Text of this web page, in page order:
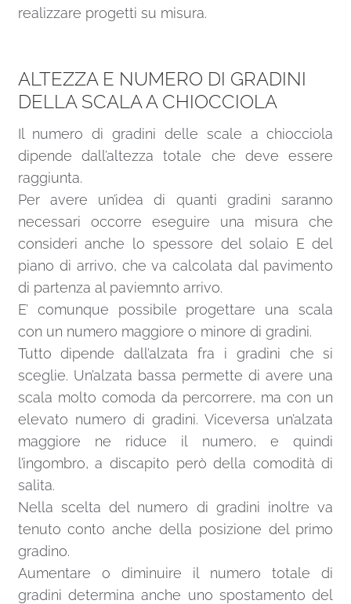
realizzare progetti su misura.
ALTEZZA E NUMERO DI GRADINI
DELLA SCALA A CHIOCCIOLA
Il numero di gradini delle scale a chiocciola
dipende dall’altezza totale che deve essere
raggiunta.
Per avere un’idea di quanti gradini saranno
necessari occorre eseguire una misura che
consideri anche lo spessore del solaio E del
piano di arrivo, che va calcolata dal pavimento
di partenza al paviemnto arrivo.
E’ comunque possibile progettare una scala
con un numero maggiore o minore di gradini.
Tutto dipende dall’alzata fra i gradini che si
sceglie. Un’alzata bassa permette di avere una
scala molto comoda da percorrere, ma con un
elevato numero di gradini. Viceversa un’alzata
maggiore ne riduce il numero, e quindi
l’ingombro, a discapito però della comodità di
salita.
Nella scelta del numero di gradini inoltre va
tenuto conto anche della posizione del primo
gradino.
Aumentare o diminuire il numero totale di
gradini determina anche uno spostamento del